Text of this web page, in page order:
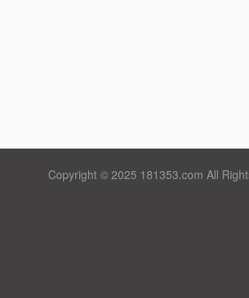
Copyright © 2025 181353.com All